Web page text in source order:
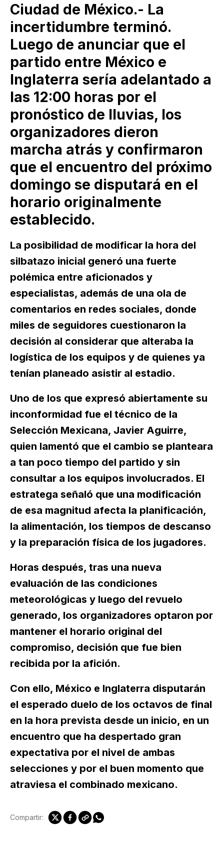
Ciudad de México.- La
incertidumbre terminó.
Luego de anunciar que el
partido entre México e
Inglaterra sería adelantado a
las 12:00 horas por el
pronóstico de lluvias, los
organizadores dieron
marcha atrás y confirmaron
que el encuentro del próximo
domingo se disputará en el
horario originalmente
establecido.
La posibilidad de modificar la hora del
silbatazo inicial generó una fuerte
polémica entre aficionados y
especialistas, además de una ola de
comentarios en redes sociales, donde
miles de seguidores cuestionaron la
decisión al considerar que alteraba la
logística de los equipos y de quienes ya
tenían planeado asistir al estadio.
Uno de los que expresó abiertamente su
inconformidad fue el técnico de la
Selección Mexicana, Javier Aguirre,
quien lamentó que el cambio se planteara
a tan poco tiempo del partido y sin
consultar a los equipos involucrados. El
estratega señaló que una modificación
de esa magnitud afecta la planificación,
la alimentación, los tiempos de descanso
y la preparación física de los jugadores.
Horas después, tras una nueva
evaluación de las condiciones
meteorológicas y luego del revuelo
generado, los organizadores optaron por
mantener el horario original del
compromiso, decisión que fue bien
recibida por la afición.
Con ello, México e Inglaterra disputarán
el esperado duelo de los octavos de final
en la hora prevista desde un inicio, en un
encuentro que ha despertado gran
expectativa por el nivel de ambas
selecciones y por el buen momento que
atraviesa el combinado mexicano.
Compartir: